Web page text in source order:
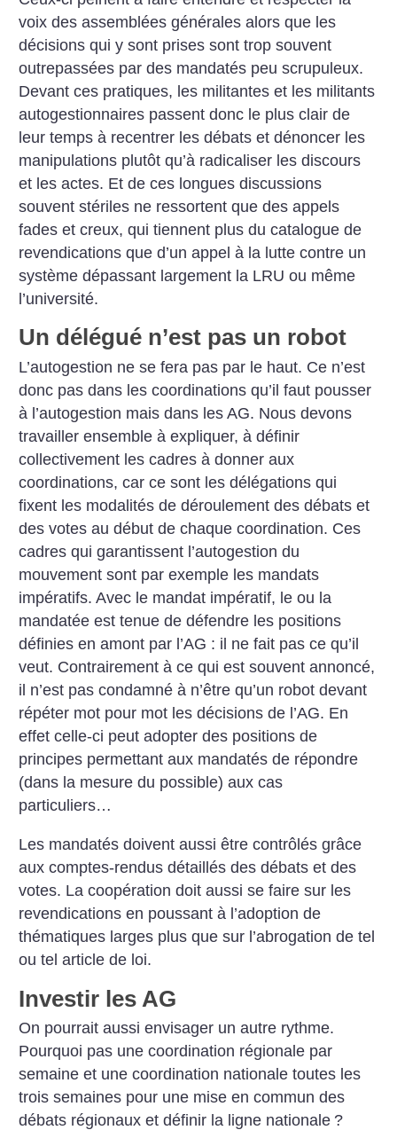
voix des assemblées générales alors que les
décisions qui y sont prises sont trop souvent
outrepassées par des mandatés peu scrupuleux.
Devant ces pratiques, les militantes et les militants
autogestionnaires passent donc le plus clair de
leur temps à recentrer les débats et dénoncer les
manipulations plutôt qu’à radicaliser les discours
et les actes. Et de ces longues discussions
souvent stériles ne ressortent que des appels
fades et creux, qui tiennent plus du catalogue de
revendications que d’un appel à la lutte contre un
système dépassant largement la LRU ou même
l’université.
Un délégué n’est pas un robot
L’autogestion ne se fera pas par le haut. Ce n’est
donc pas dans les coordinations qu’il faut pousser
à l’autogestion mais dans les AG. Nous devons
travailler ensemble à expliquer, à définir
collectivement les cadres à donner aux
coordinations, car ce sont les délégations qui
fixent les modalités de déroulement des débats et
des votes au début de chaque coordination. Ces
cadres qui garantissent l’autogestion du
mouvement sont par exemple les mandats
impératifs. Avec le mandat impératif, le ou la
mandatée est tenue de défendre les positions
définies en amont par l’AG : il ne fait pas ce qu’il
veut. Contrairement à ce qui est souvent annoncé,
il n’est pas condamné à n’être qu’un robot devant
répéter mot pour mot les décisions de l’AG. En
effet celle-ci peut adopter des positions de
principes permettant aux mandatés de répondre
(dans la mesure du possible) aux cas
particuliers…
Les mandatés doivent aussi être contrôlés grâce
aux comptes-rendus détaillés des débats et des
votes. La coopération doit aussi se faire sur les
revendications en poussant à l’adoption de
thématiques larges plus que sur l’abrogation de tel
ou tel article de loi.
Investir les AG
On pourrait aussi envisager un autre rythme.
Pourquoi pas une coordination régionale par
semaine et une coordination nationale toutes les
trois semaines pour une mise en commun des
débats régionaux et définir la ligne nationale ?